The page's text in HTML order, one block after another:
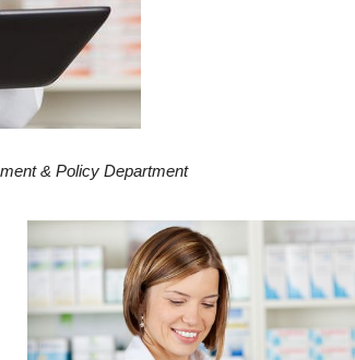
& Policy Department